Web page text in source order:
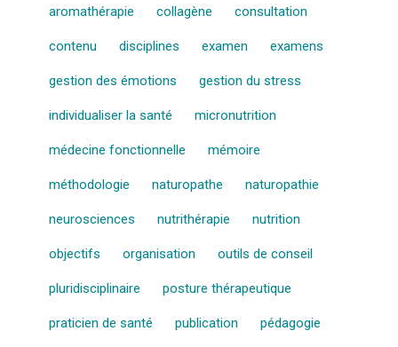
aromathérapie collagène consultation
contenu disciplines examen examens
gestion des émotions gestion du stress
individualiser la santé micronutrition
médecine fonctionnelle mémoire
méthodologie naturopathe naturopathie
neurosciences nutrithérapie nutrition
objectifs organisation outils de conseil
pluridisciplinaire posture thérapeutique
praticien de santé publication pédagogie